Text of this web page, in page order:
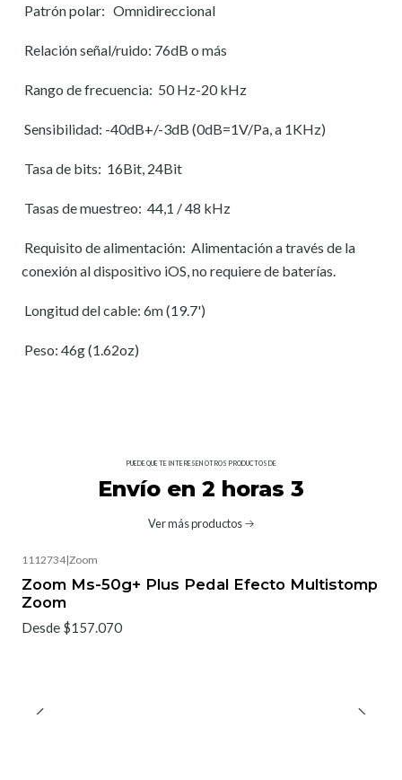
Patrón polar: Omnidireccional
Relación señal/ruido: 76dB o más
Rango de frecuencia: 50 Hz-20 kHz
Sensibilidad: -40dB+/-3dB (0dB=1V/Pa, a 1KHz)
Tasa de bits: 16Bit, 24Bit
Tasas de muestreo: 44,1 / 48 kHz
Requisito de alimentación: Alimentación a través de la
conexión al dispositivo iOS, no requiere de baterías.
Longitud del cable: 6m (19.7')
Peso: 46g (1.62oz)
PUEDE QUE TE INTERESEN OTROS PRODUCTOS DE
Envío en 2 horas 3
Ver más productos
1112734|Zoom
Zoom Ms-50g+ Plus Pedal Efecto Multistomp
Zoom
Desde $157.070